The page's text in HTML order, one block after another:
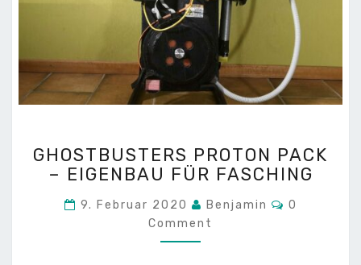
PROTON
PACK
EIGENBAU
FÜR
FASCHING
GHOSTBUSTERS PROTON PACK
– EIGENBAU FÜR FASCHING
9. Februar 2020 Benjamin Comments
0
Comment